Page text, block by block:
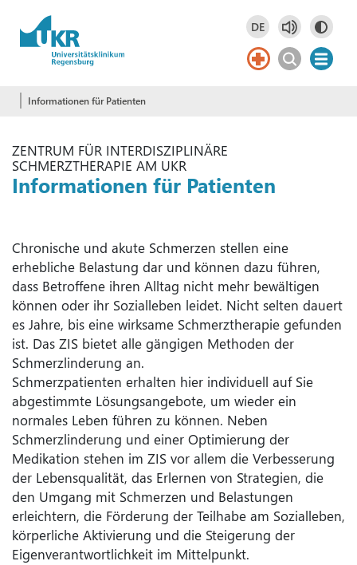
Springe zum Hauptinhalt DE
Deutsch
DE
Informationen für Patienten
ZENTRUM FÜR INTERDISZIPLINÄRE
SCHMERZTHERAPIE AM UKR
Informationen für Patienten
Chronische und akute Schmerzen stellen eine
erhebliche Belastung dar und können dazu führen,
dass Betroffene ihren Alltag nicht mehr bewältigen
können oder ihr Sozialleben leidet. Nicht selten dauert
es Jahre, bis eine wirksame Schmerztherapie gefunden
ist. Das ZIS bietet alle gängigen Methoden der
Schmerzlinderung an.
Schmerzpatienten erhalten hier individuell auf Sie
abgestimmte Lösungsangebote, um wieder ein
normales Leben führen zu können. Neben
Schmerzlinderung und einer Optimierung der
Medikation stehen im ZIS vor allem die Verbesserung
der Lebensqualität, das Erlernen von Strategien, die
den Umgang mit Schmerzen und Belastungen
erleichtern, die Förderung der Teilhabe am Sozialleben,
körperliche Aktivierung und die Steigerung der
Eigenverantwortlichkeit im Mittelpunkt.